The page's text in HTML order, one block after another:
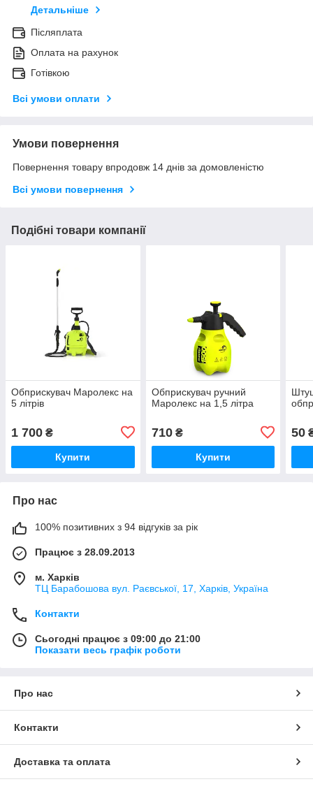
Детальніше
Післяплата
Оплата на рахунок
Готівкою
Всі умови оплати
Умови повернення
Повернення товару впродовж 14 днів за домовленістю
Всі умови повернення
Подібні товари компанії
Обприскувач Маролекс на
5 літрів
1 700 ₴
Купити
Обприскувач ручний
Маролекс на 1,5 літра
710₴
Купити
50
Про нас
100% позитивних з 94 відгуків за рік
Працює з 28.09.2013
м. Харків
ТЦ Барабошова вул. Раєвської, 17, Харків, Україна
Контакти
Сьогодні працює з 09:00 до 21:00
Показати весь графік роботи
Про нас
Контакти
Доставка та оплата